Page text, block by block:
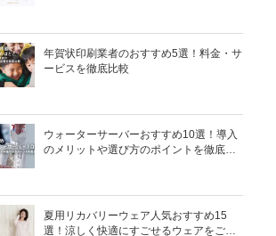
年賀状印刷業者のおすすめ5選！料金・サ
ービスを徹底比較
ウォーターサーバーおすすめ10選！導入
のメリットや選び方のポイントを徹底解
夏用リカバリーウェア人気おすすめ15
選！涼しく快適にすごせるウェアをご紹